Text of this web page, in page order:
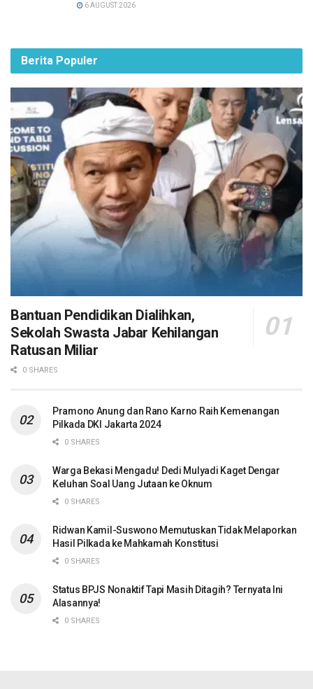
6 AUGUST 2026
Berita Populer
Bantuan Pendidikan Dialihkan,
Sekolah Swasta Jabar Kehilangan
Ratusan Miliar
0 SHARES
Pramono Anung dan Rano Karno Raih Kemenangan
Pilkada DKI Jakarta 2024
0 SHARES
Warga Bekasi Mengadu! Dedi Mulyadi Kaget Dengar
Keluhan Soal Uang Jutaan ke Oknum
0 SHARES
Ridwan Kamil-Suswono Memutuskan Tidak Melaporkan
Hasil Pilkada ke Mahkamah Konstitusi
0 SHARES
Status BPJS Nonaktif Tapi Masih Ditagih? Ternyata Ini
Alasannya!
0 SHARES